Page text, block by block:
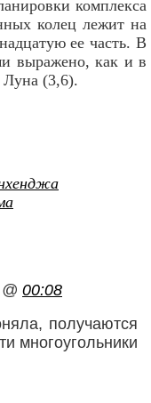
комплекса
колец лежит на
ее часть. В
выражено, как и в
(3,6).
00:08
получаются
многоугольники